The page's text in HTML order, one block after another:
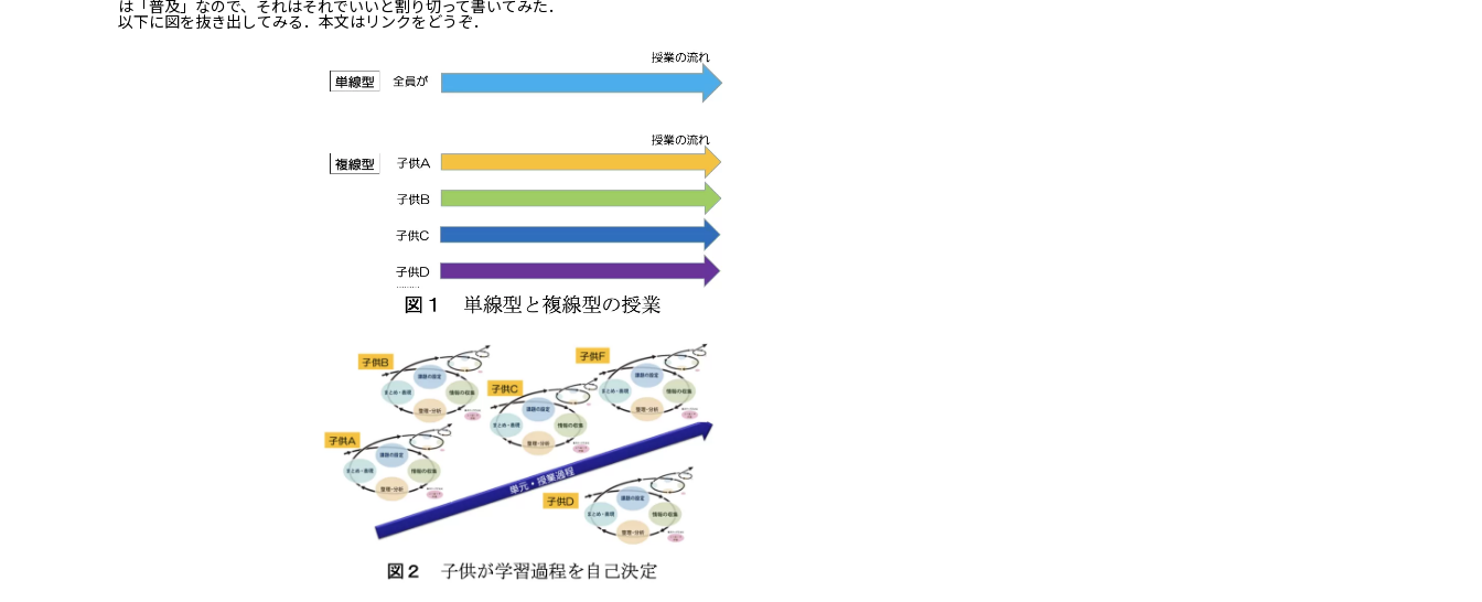
は「普及」なので、それはそれでいいと割り切って書いてみた．
以下に図を抜き出してみる．本文はリンクをどうぞ．